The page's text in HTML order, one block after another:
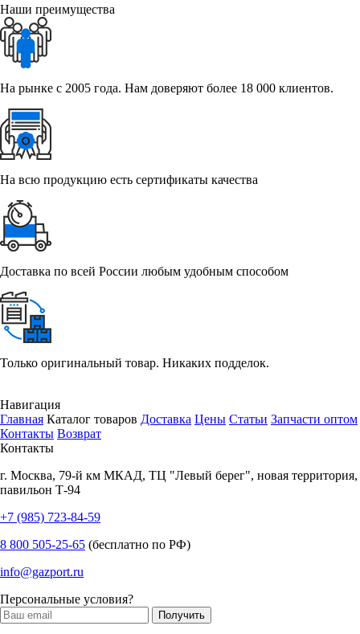
Наши преимущества
На рынке с 2005 года. Нам доверяют более 18 000 клиентов.
На всю продукцию есть сертификаты качества
Доставка по всей России любым удобным способом
Только оригинальный товар. Никаких подделок.
Навигация
Главная Каталог товаров Доставка Цены Статьи Запчасти оптом
Контакты Возврат
Контакты
г. Москва, 79-й км МКАД, ТЦ "Левый берег", новая территория,
павильон Т-94
+7 (985) 723-84-59
8 800 505-25-65 (бесплатно по РФ)
info@gazport.ru
Персональные условия?